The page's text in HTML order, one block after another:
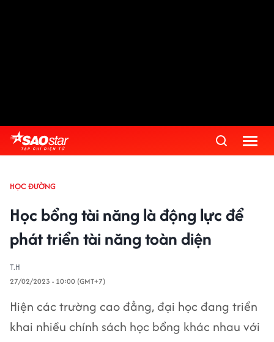
HỌC ĐƯỜNG
Học bổng tài năng là động lực để
phát triển tài năng toàn diện
T.H
27/02/2023 - 10:00 (GMT+7)
Hiện các trường cao đẳng, đại học đang triển
khai nhiều chính sách học bổng khác nhau với